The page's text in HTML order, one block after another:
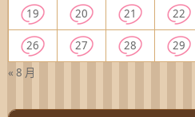
« 8 月
19 20 21 22
26 27 28 29